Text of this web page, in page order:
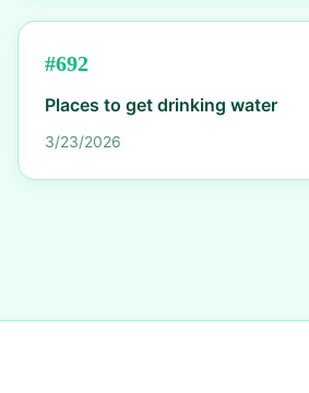
#692
Places to get drinking water
3/23/2026